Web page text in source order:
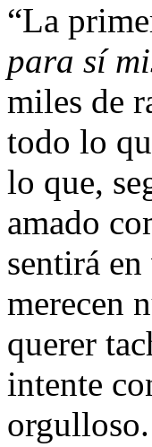
“La
para sí
miles de
todo lo
lo que,
amado
sentirá
merecen
querer
intente